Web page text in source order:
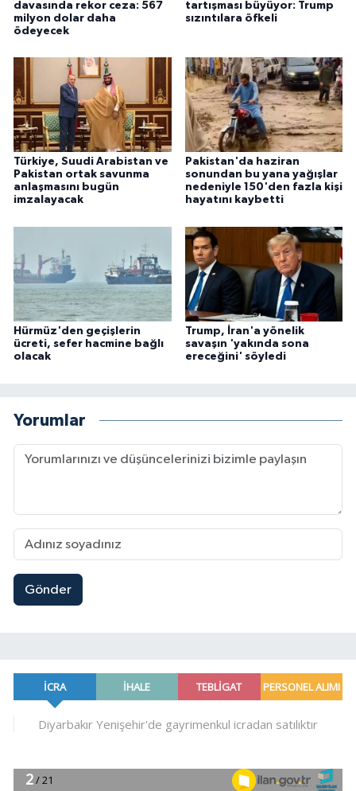
davasında rekor ceza: 567
milyon dolar daha
ödeyecek
tartışması büyüyor: Trump
sızıntılara öfkeli
Türkiye, Suudi Arabistan ve
Pakistan ortak savunma
anlaşmasını bugün
imzalayacak
Pakistan'da haziran
sonundan bu yana yağışlar
nedeniyle 150'den fazla kişi
hayatını kaybetti
Hürmüz'den geçişlerin
ücreti, sefer hacmine bağlı
olacak
Trump, İran'a yönelik
savaşın 'yakında sona
ereceğini' söyledi
Yorumlar
Gönder